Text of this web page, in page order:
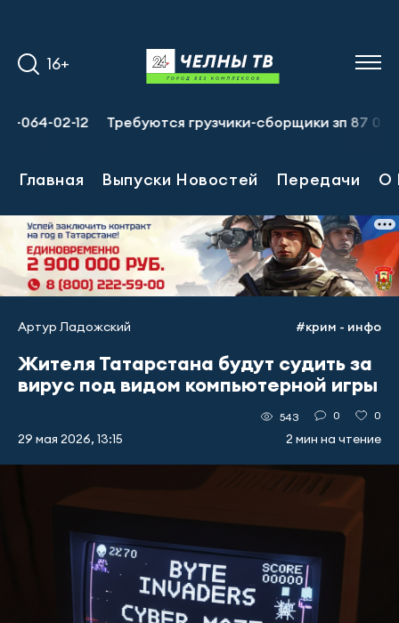
16+
12 Требуются грузчики-сборщики зп 87 000 руб.,
Главная Выпуски Новостей Передачи О
Артур Ладожский #крим - инфо
Жителя Татарстана будут судить за
вирус под видом компьютерной игры
29 мая 2026, 13:15
543 0 0
2 мин на чтение